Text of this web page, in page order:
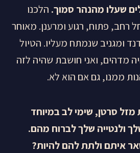
שעלו מהנהר סמוך. הלכנו
רחב, פתוח, רגוע ומרענן. מאוחר
ומגניב שנמתח מעליו. הטיול
מדהים, ואני חושבת שהיה לזה
ממנו, גם אם הוא לא.
סרטן, שימי לב במיוחד
ולנטייה שלך לברוח מהם.
איתם ולתת להם להיות?